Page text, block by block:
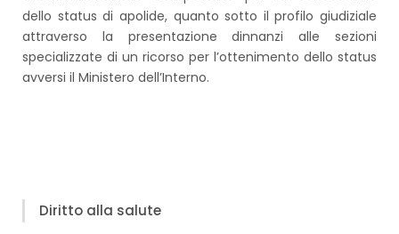
dello status di apolide, quanto sotto il profilo giudiziale
attraverso la presentazione dinnanzi alle sezioni
specializzate di un ricorso per l’ottenimento dello status
avversi il Ministero dell’Interno.
Diritto alla salute